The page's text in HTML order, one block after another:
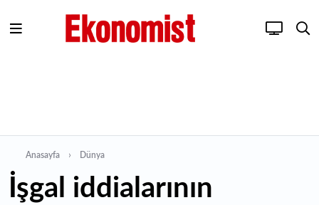
Anasayfa Dünya
İşgal iddialarının